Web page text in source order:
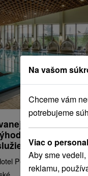
a
ALL
Permon ★★★ ★
Na vašom
Chceme vám
potrebujeme
Viac o
Aby sme
reklamu,